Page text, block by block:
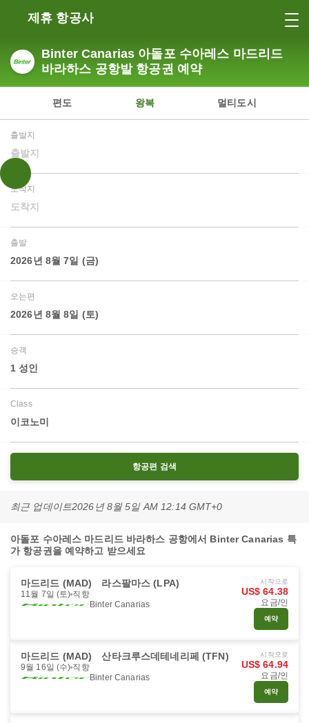
제휴 항공사
Binter Canarias 아돌포 수아레스 마드리드
바라하스 공항발 항공권 예약
편도 왕복 멀티도시
출발지
출발지
도착지
도착지
출발
2026년 8월 7일 (금)
오는편
2026년 8월 8일 (토)
승객
1 성인
Class
이코노미
항공편 검색
최근 업데이트2026년 8월 5일 AM 12:14 GMT+0
아돌포 수아레스 마드리드 바라하스 공항에서 Binter Canarias 특
가 항공권을 예약하고 받으세요
마드리드 (MAD) 라스팔마스 (LPA)
11월 7일 (토) 직항
Binter Canarias
시작으로
US$ 64.38
요금/인
예약
마드리드 (MAD) 산타크루스데테네리페 (TFN)
9월 16일 (수) 직항
Binter Canarias
시작으로
US$ 64.94
요금/인
예약